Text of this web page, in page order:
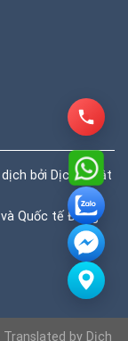
bởi Dịch thuật
Quốc tế Đông
Translated by Dịch